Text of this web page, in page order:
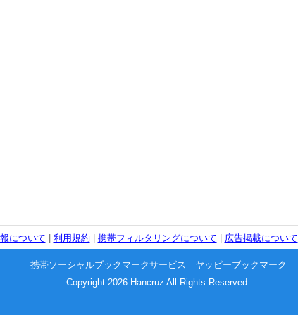
について 利用規約 携帯フィルタリングについて 広告掲載について
携帯ソーシャルブックマークサービス ヤッピーブックマーク
Copyright 2026 Hancruz All Rights Reserved.